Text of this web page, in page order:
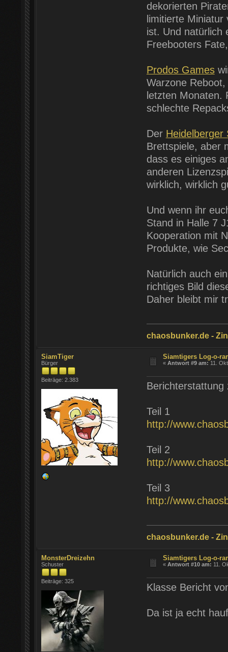
dekorierten
limitierte
ist. Und natürlich
Freebooters
Prodos Games
Warzone
letzten Monaten.
schlechte
Der Heidelberger
Brettspiele, aber
dass es einiges
anderen
wirklich, wirklich
Und wenn ihr
Stand in Halle 7
Kooperation mit
Produkte, wie
Natürlich auch
richtiges Bild
Daher bleibt mir
chaosbunker.de -
SiamTiger
Bürger
Beiträge: 2.383
Siamtigers Log-o-
«Antwort #9 am: 11.
Berichterstattung
Teil 1
http://
Teil 2
http://
Teil 3
http://
chaosbunker.de -
MonsterDreizehn
Schuster
Beiträge: 325
Siamtigers Log-o-
«Antwort #10 am: 11.
Klasse Bericht
Da ist ja echt